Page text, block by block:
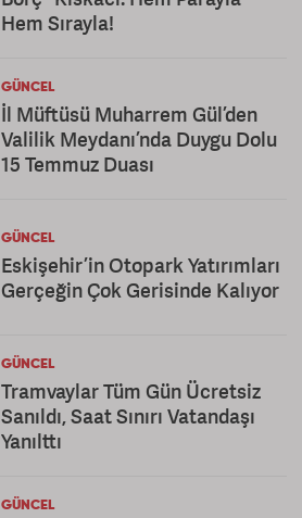
Hem Sırayla!
GÜNCEL
İl Müftüsü Muharrem Gül’den
Valilik Meydanı’nda Duygu Dolu
15 Temmuz Duası
GÜNCEL
Eskişehir’in Otopark Yatırımları
Gerçeğin Çok Gerisinde Kalıyor
GÜNCEL
Tramvaylar Tüm Gün Ücretsiz
Sanıldı, Saat Sınırı Vatandaşı
Yanılttı
GÜNCEL